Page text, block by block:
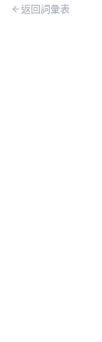
返回詞彙表